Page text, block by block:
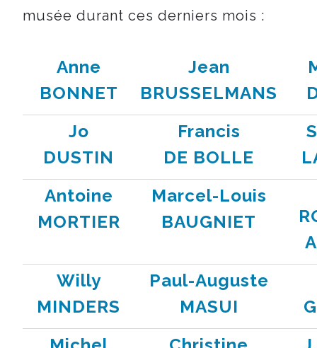
musée durant ces derniers mois :
Anne
BONNET
Jean
BRUSSELMANS
Jo
DUSTIN
Francis
DE BOLLE
Antoine
MORTIER
Marcel-Louis
BAUGNIET
Willy
MINDERS
Paul-Auguste
MASUI